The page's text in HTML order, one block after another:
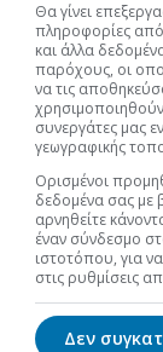
Θα γίνει
πληροφορίες
και άλλα
παρόχους, οι
να τις
συνεργάτες μας
γεωγραφικής
Ορισμένοι
δεδομένα σας με
αρνηθείτε
έναν σύνδεσμο
ιστοτόπου, για
στις ρυθμίσεις
Δεν